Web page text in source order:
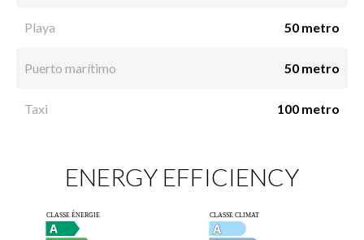
Playa 50 metro
Puerto marítimo 50 metro
Taxi 100 metro
ENERGY EFFICIENCY